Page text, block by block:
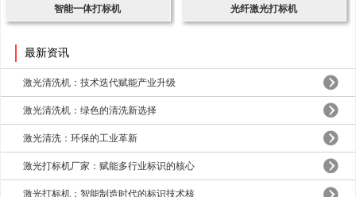
智能一体打标机 光纤激光打标机
最新资讯
激光清洗机：技术迭代赋能产业升级
激光清洗机：绿色的清洗新选择
激光清洗：环保的工业革新
激光打标机厂家：赋能多行业标识的核心
激光打标机：智能制造时代的标识技术核